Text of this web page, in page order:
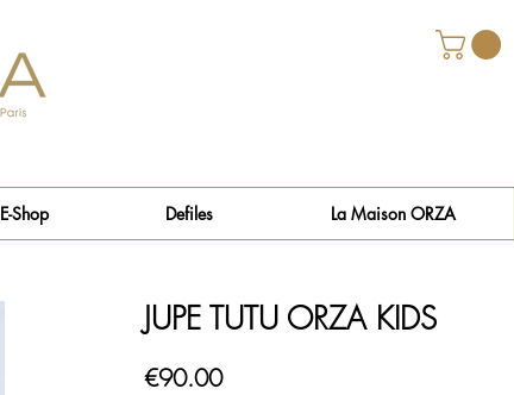
E-Shop Defiles La Maison ORZA
JUPE TUTU ORZA KIDS
€90.00Price